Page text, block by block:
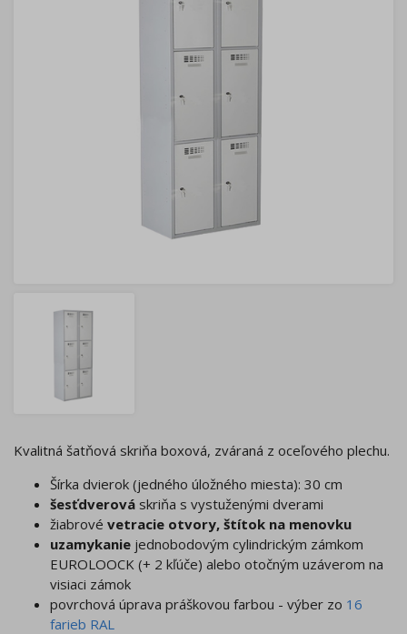
Kvalitná šatňová skriňa boxová, zváraná z oceľového plechu.
Šírka dvierok (jedného úložného miesta): 30 cm
šesťdverová skriňa s vystuženými dverami
žiabrové vetracie otvory, štítok na menovku
uzamykanie jednobodovým cylindrickým zámkom
EUROLOOCK (+ 2 kľúče) alebo otočným uzáverom na
visiaci zámok
povrchová úprava práškovou farbou - výber zo 16
farieb RAL